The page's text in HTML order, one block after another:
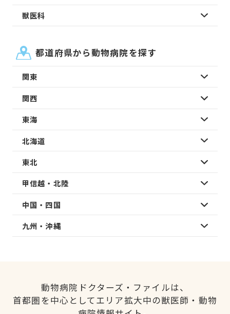
獣医科
都道府県から動物病院を探す
関東
関西
東海
北海道
東北
甲信越・北陸
中国・四国
九州・沖縄
動物病院ドクターズ・ファイルは、
首都圏を中心としてエリア拡大中の獣医師・動物